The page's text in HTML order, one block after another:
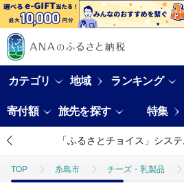
カテゴリ 地域 ランキング
寄付額 旅先を探す 特集
「ふるさとチョイス」シス
TOP 糸島市 チーズ・乳製品